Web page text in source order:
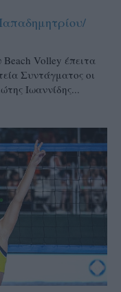
Volley έπειτα
Συντάγματος οι
Ιωαννίδης...